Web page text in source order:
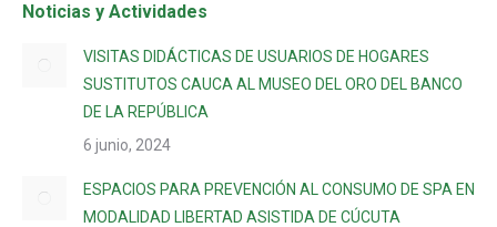
Noticias y Actividades
VISITAS DIDÁCTICAS DE USUARIOS DE HOGARES
SUSTITUTOS CAUCA AL MUSEO DEL ORO DEL BANCO
DE LA REPÚBLICA
6 junio, 2024
ESPACIOS PARA PREVENCIÓN AL CONSUMO DE SPA EN
MODALIDAD LIBERTAD ASISTIDA DE CÚCUTA